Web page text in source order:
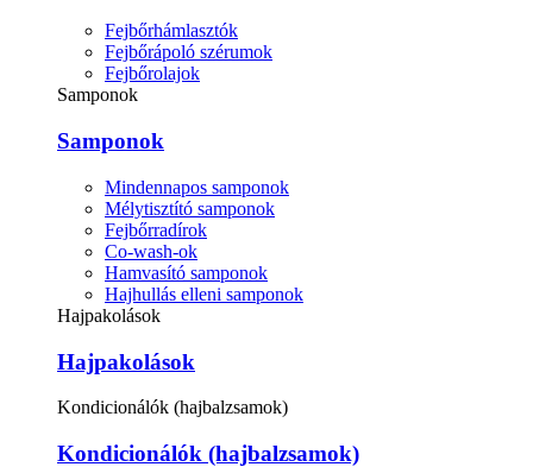
Fejbőrhámlasztók
Fejbőrápoló szérumok
Fejbőrolajok
Samponok
Samponok
Mindennapos samponok
Mélytisztító samponok
Fejbőrradírok
Co-wash-ok
Hamvasító samponok
Hajhullás elleni samponok
Hajpakolások
Hajpakolások
Kondicionálók (hajbalzsamok)
Kondicionálók (hajbalzsamok)